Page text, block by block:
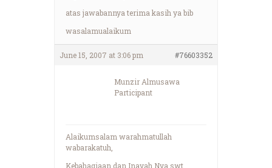
atas jawabannya terima kasih ya bib
wasalamualaikum
June 15, 2007 at 3:06 pm #76603352
Munzir Almusawa
Participant
Alaikumsalam warahmatullah
wabarakatuh,
Kebahagiaan dan Inayah Nya swt